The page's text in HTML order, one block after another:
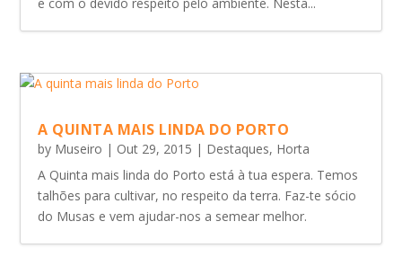
A QUINTA MAIS LINDA DO PORTO
by Museiro | Out 29, 2015 | Destaques, Horta
A Quinta mais linda do Porto está à tua espera. Temos
talhões para cultivar, no respeito da terra. Faz-te sócio
do Musas e vem ajudar-nos a semear melhor.